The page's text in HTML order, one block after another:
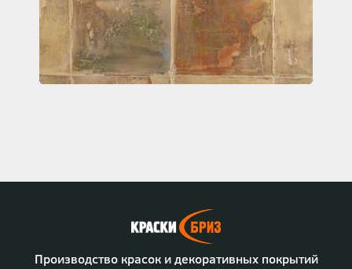
Производство красок и декоративных покрытий